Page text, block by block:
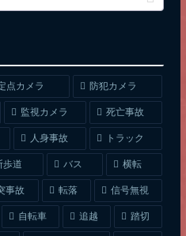
点カメラ 防犯カメラ
監視カメラ 死亡事故
人身事故 トラック
歩道 バス 横転
事故 転落 信号無視
自転車 追越 踏切